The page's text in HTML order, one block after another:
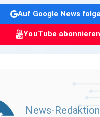
Auf Google News
YouTube abonnieren
News-Redaktion